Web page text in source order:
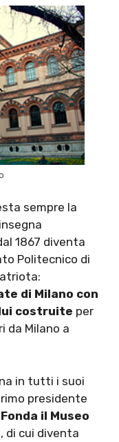
sempre la
1867 diventa
Politecnico di
di Milano con
costruite per
da Milano a
in tutti i suoi
presidente
Fonda il Museo
, di cui diventa